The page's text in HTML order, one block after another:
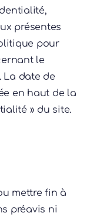
présentes
pour
le
La date de
en haut de la
» du site.
mettre fin à
préavis ni